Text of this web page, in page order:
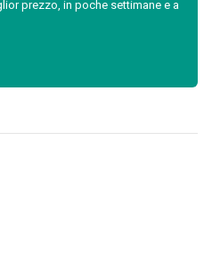
prezzo, in poche settimane e a